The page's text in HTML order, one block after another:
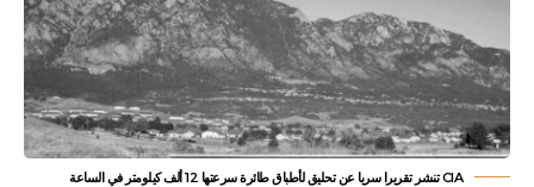
CIA تنشر تقريرا سريا عن تحليق لأطباق طائرة سرعتها 12 ألف كيلومتر في الساعة